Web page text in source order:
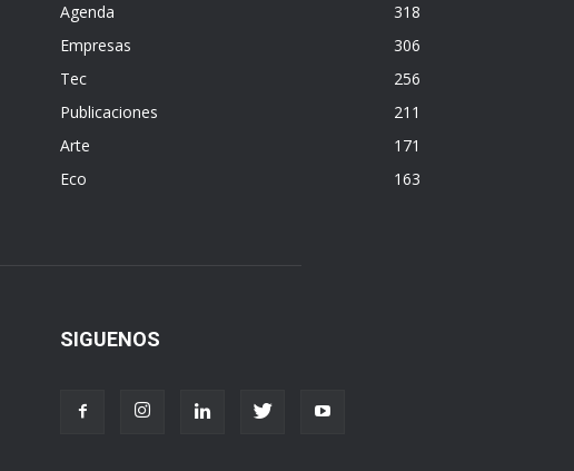
Agenda
318
Empresas
306
Tec
256
Publicaciones
211
Arte
171
Eco
163
SIGUENOS